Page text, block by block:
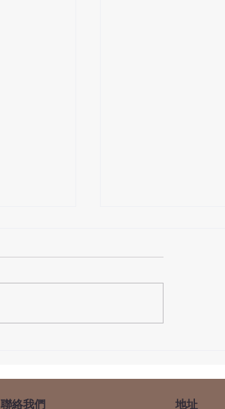
恭賀 韋陀尊天菩薩
​聯絡我們 ​地址